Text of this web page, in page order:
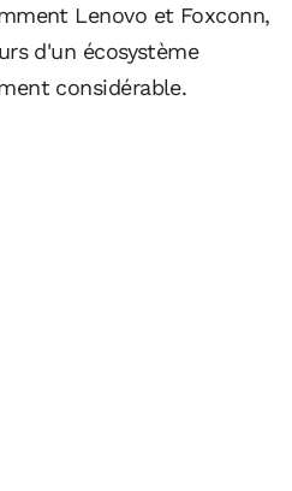
Lenovo et Foxconn,
d'un écosystème
considérable.